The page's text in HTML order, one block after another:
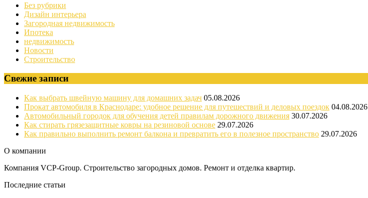
Без рубрики
Дизайн интерьера
Загородная недвижимость
Ипотека
недвижимость
Новости
Строительство
Свежие записи
Как выбрать швейную машину для домашних задач 05.08.2026
Прокат автомобиля в Краснодаре: удобное решение для путешествий и деловых поездок 04.08.2026
Автомобильный городок для обучения детей правилам дорожного движения 30.07.2026
Как стирать грязезащитные ковры на резиновой основе 29.07.2026
Как правильно выполнить ремонт балкона и превратить его в полезное пространство 29.07.2026
О компании
Компания VCP-Group. Строительство загородных домов. Ремонт и отделка квартир.
Последние статьи